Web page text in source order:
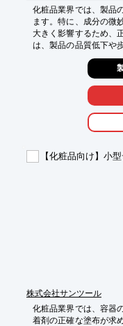
化粧品業界では、製品
ます。特に、成分の微
大きく影響するため、
は、製品の品質低下や
す。ハイバーポンプ B
低粘度材料、0.02cc～
イクロメーターにより
粧品配合における品質
【活用シーン】
・試作段階での少量吐出
【導入の効果】
【化粧品向け】小
株式会社サンツール
化粧品業界では、容器
着剤の正確な塗布が求